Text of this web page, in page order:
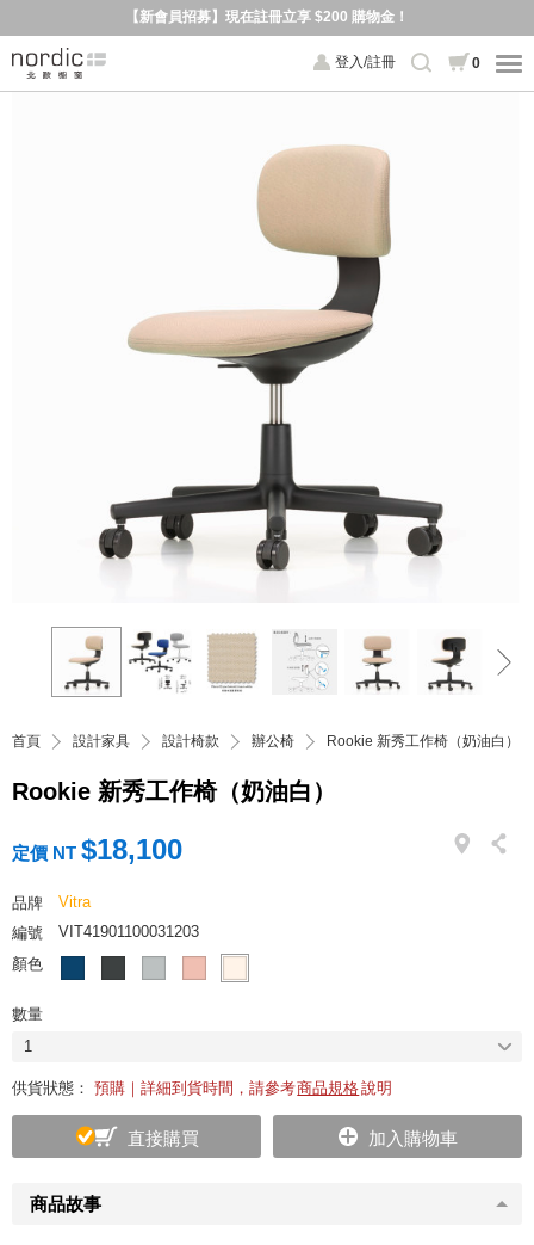
【新會員招募】現在註冊立享 $200 購物金！
登入/註冊 0
首頁 設計家具 設計椅款 辦公椅 Rookie 新秀工作椅（奶油白）
Rookie 新秀工作椅（奶油白）
商品故事
定價 NT $18,100
品牌
Vitra
編號
VIT41901100031203
顏色
數量
1
供貨狀態： 預購｜詳細到貨時間，請參考商品規格說明
直接購買 加入購物車